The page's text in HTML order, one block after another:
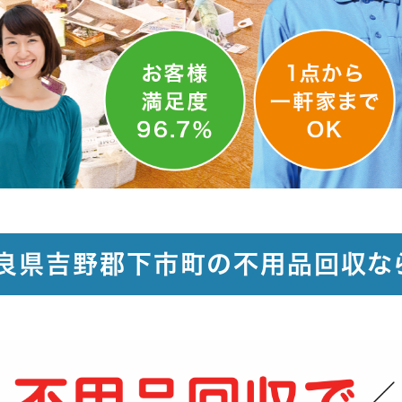
県吉野郡下市町の不用品回収な